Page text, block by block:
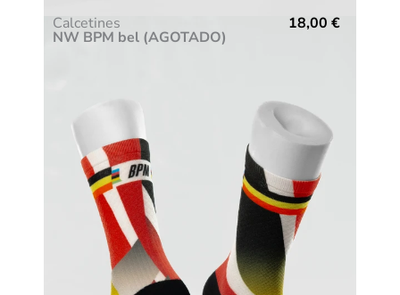
Calcetines
NW BPM bel (AGOTADO)
18,00 €